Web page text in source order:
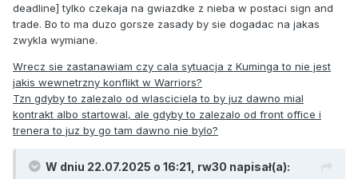
deadline] tylko czekaja na gwiazdke z nieba w postaci sign and
trade. Bo to ma duzo gorsze zasady by sie dogadac na jakas
zwykla wymiane.
Wrecz sie zastanawiam czy cala sytuacja z Kuminga to nie jest
jakis wewnetrzny konflikt w Warriors?
Tzn gdyby to zalezalo od wlasciciela to by juz dawno mial
kontrakt albo startowal, ale gdyby to zalezalo od front office i
trenera to juz by go tam dawno nie bylo?
W dniu 22.07.2025 o 16:21, rw30 napisał(a):